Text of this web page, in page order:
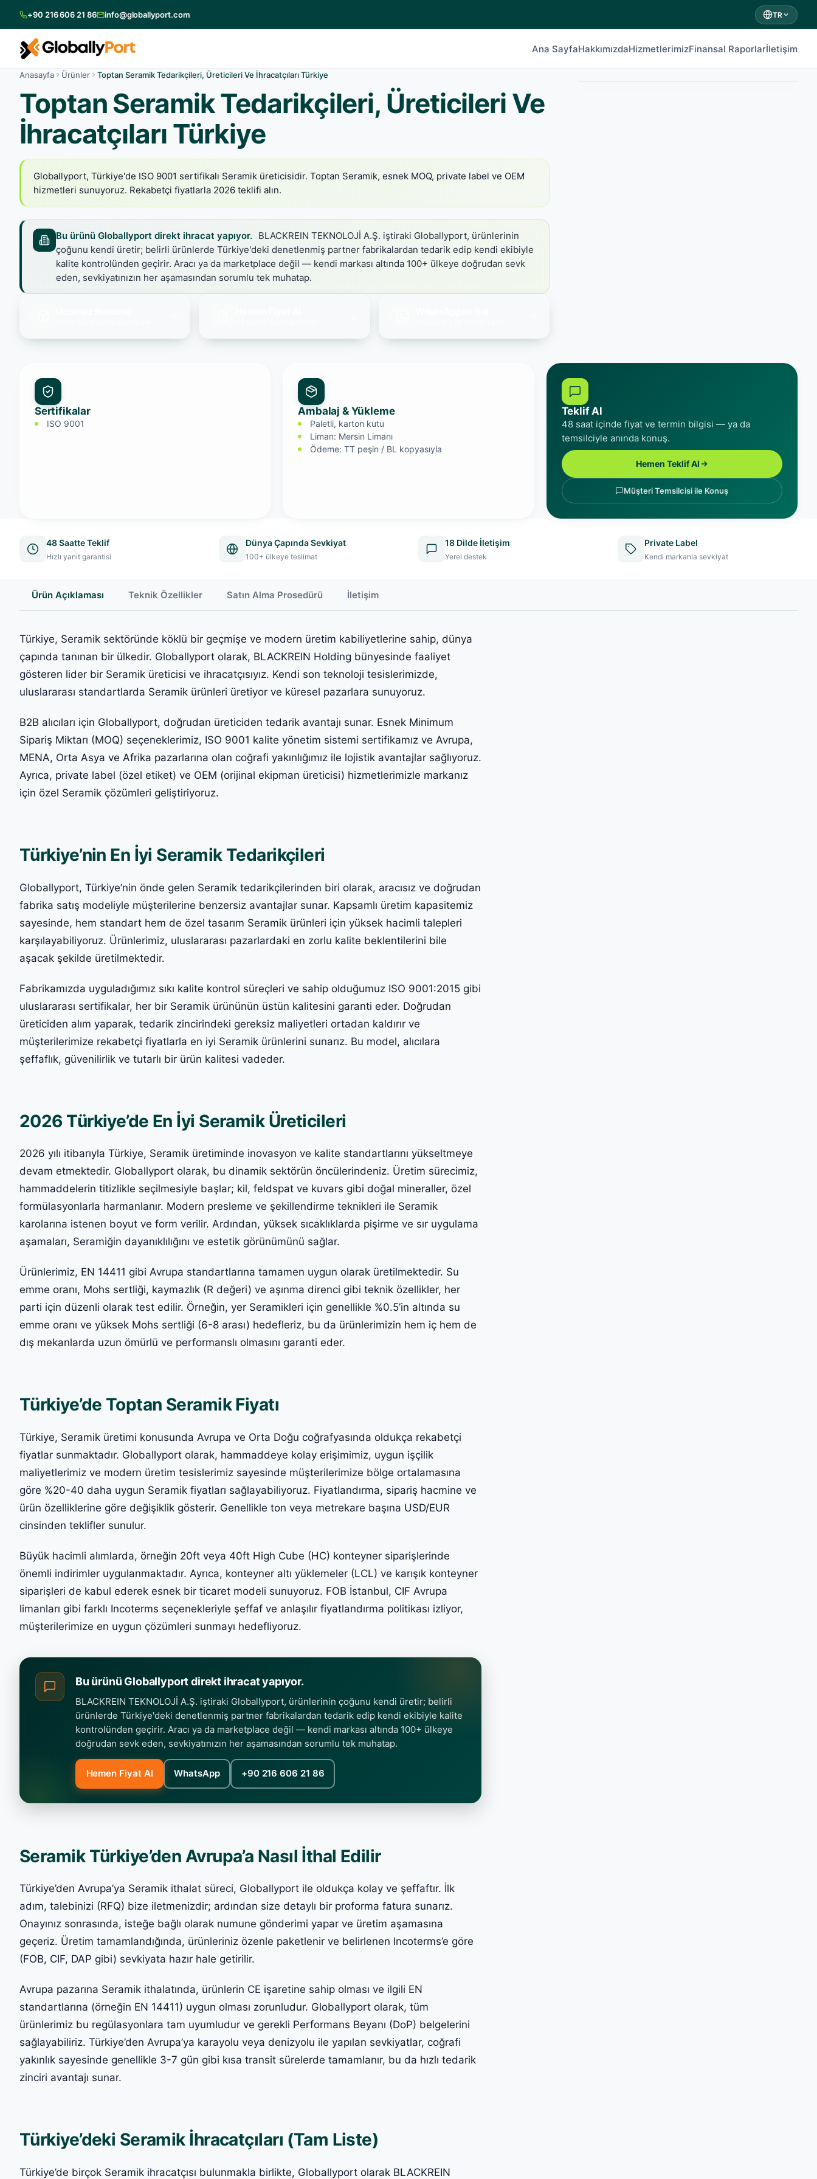
+90 216 606 21 86 info@globallyport.com TR
Ana SayfaHakkımızdaHizmetlerimizFinansal Raporlarİletişim
Anasayfa Ürünler Toptan Seramik Tedarikçileri, Üreticileri Ve İhracatçıları Türkiye
Toptan Seramik Tedarikçileri, Üreticileri Ve
İhracatçıları Türkiye
Globallyport, Türkiye'de ISO 9001 sertifikalı Seramik üreticisidir. Toptan Seramik, esnek MOQ, private label ve OEM
hizmetleri sunuyoruz. Rekabetçi fiyatlarla 2026 teklifi alın.
Bu ürünü Globallyport direkt ihracat yapıyor. BLACKREIN TEKNOLOJİ A.Ş. iştiraki Globallyport, ürünlerinin
çoğunu kendi üretir; belirli ürünlerde Türkiye'deki denetlenmiş partner fabrikalardan tedarik edip kendi ekibiyle
kalite kontrolünden geçirir. Aracı ya da marketplace değil — kendi markası altında 100+ ülkeye doğrudan sevk
eden, sevkiyatınızın her aşamasından sorumlu tek muhatap.
Sertifikalar
ISO 9001
Ambalaj & Yükleme
Paletli, karton kutu
Liman: Mersin Limanı
Ödeme: TT peşin / BL kopyasıyla
Teklif Al
48 saat içinde fiyat ve termin bilgisi — ya da
temsilciyle anında konuş.
Hemen Teklif Al
Müşteri Temsilcisi ile Konuş
48 Saatte Teklif
Hızlı yanıt garantisi
Dünya Çapında Sevkiyat
100+ ülkeye teslimat
18 Dilde İletişim
Yerel destek
Private Label
Kendi markanla sevkiyat
Ürün Açıklaması Teknik Özellikler Satın Alma Prosedürü İletişim
Türkiye, Seramik sektöründe köklü bir geçmişe ve modern üretim kabiliyetlerine sahip, dünya
çapında tanınan bir ülkedir. Globallyport olarak, BLACKREIN Holding bünyesinde faaliyet
gösteren lider bir Seramik üreticisi ve ihracatçısıyız. Kendi son teknoloji tesislerimizde,
uluslararası standartlarda Seramik ürünleri üretiyor ve küresel pazarlara sunuyoruz.
B2B alıcıları için Globallyport, doğrudan üreticiden tedarik avantajı sunar. Esnek Minimum
Sipariş Miktarı (MOQ) seçeneklerimiz, ISO 9001 kalite yönetim sistemi sertifikamız ve Avrupa,
MENA, Orta Asya ve Afrika pazarlarına olan coğrafi yakınlığımız ile lojistik avantajlar sağlıyoruz.
Ayrıca, private label (özel etiket) ve OEM (orijinal ekipman üreticisi) hizmetlerimizle markanız
için özel Seramik çözümleri geliştiriyoruz.
Türkiye’nin En İyi Seramik Tedarikçileri
Globallyport, Türkiye’nin önde gelen Seramik tedarikçilerinden biri olarak, aracısız ve doğrudan
fabrika satış modeliyle müşterilerine benzersiz avantajlar sunar. Kapsamlı üretim kapasitemiz
sayesinde, hem standart hem de özel tasarım Seramik ürünleri için yüksek hacimli talepleri
karşılayabiliyoruz. Ürünlerimiz, uluslararası pazarlardaki en zorlu kalite beklentilerini bile
aşacak şekilde üretilmektedir.
Fabrikamızda uyguladığımız sıkı kalite kontrol süreçleri ve sahip olduğumuz ISO 9001:2015 gibi
uluslararası sertifikalar, her bir Seramik ürününün üstün kalitesini garanti eder. Doğrudan
üreticiden alım yaparak, tedarik zincirindeki gereksiz maliyetleri ortadan kaldırır ve
müşterilerimize rekabetçi fiyatlarla en iyi Seramik ürünlerini sunarız. Bu model, alıcılara
şeffaflık, güvenilirlik ve tutarlı bir ürün kalitesi vadeder.
2026 Türkiye’de En İyi Seramik Üreticileri
2026 yılı itibarıyla Türkiye, Seramik üretiminde inovasyon ve kalite standartlarını yükseltmeye
devam etmektedir. Globallyport olarak, bu dinamik sektörün öncülerindeniz. Üretim sürecimiz,
hammaddelerin titizlikle seçilmesiyle başlar; kil, feldspat ve kuvars gibi doğal mineraller, özel
formülasyonlarla harmanlanır. Modern presleme ve şekillendirme teknikleri ile Seramik
karolarına istenen boyut ve form verilir. Ardından, yüksek sıcaklıklarda pişirme ve sır uygulama
aşamaları, Seramiğin dayanıklılığını ve estetik görünümünü sağlar.
Ürünlerimiz, EN 14411 gibi Avrupa standartlarına tamamen uygun olarak üretilmektedir. Su
emme oranı, Mohs sertliği, kaymazlık (R değeri) ve aşınma direnci gibi teknik özellikler, her
parti için düzenli olarak test edilir. Örneğin, yer Seramikleri için genellikle %0.5’in altında su
emme oranı ve yüksek Mohs sertliği (6-8 arası) hedefleriz, bu da ürünlerimizin hem iç hem de
dış mekanlarda uzun ömürlü ve performanslı olmasını garanti eder.
Türkiye’de Toptan Seramik Fiyatı
Türkiye, Seramik üretimi konusunda Avrupa ve Orta Doğu coğrafyasında oldukça rekabetçi
fiyatlar sunmaktadır. Globallyport olarak, hammaddeye kolay erişimimiz, uygun işçilik
maliyetlerimiz ve modern üretim tesislerimiz sayesinde müşterilerimize bölge ortalamasına
göre %20-40 daha uygun Seramik fiyatları sağlayabiliyoruz. Fiyatlandırma, sipariş hacmine ve
ürün özelliklerine göre değişiklik gösterir. Genellikle ton veya metrekare başına USD/EUR
cinsinden teklifler sunulur.
Büyük hacimli alımlarda, örneğin 20ft veya 40ft High Cube (HC) konteyner siparişlerinde
önemli indirimler uygulanmaktadır. Ayrıca, konteyner altı yüklemeler (LCL) ve karışık konteyner
siparişleri de kabul ederek esnek bir ticaret modeli sunuyoruz. FOB İstanbul, CIF Avrupa
limanları gibi farklı Incoterms seçenekleriyle şeffaf ve anlaşılır fiyatlandırma politikası izliyor,
müşterilerimize en uygun çözümleri sunmayı hedefliyoruz.
Bu ürünü Globallyport direkt ihracat yapıyor.
BLACKREIN TEKNOLOJİ A.Ş. iştiraki Globallyport, ürünlerinin çoğunu kendi üretir; belirli
ürünlerde Türkiye'deki denetlenmiş partner fabrikalardan tedarik edip kendi ekibiyle kalite
kontrolünden geçirir. Aracı ya da marketplace değil — kendi markası altında 100+ ülkeye
doğrudan sevk eden, sevkiyatınızın her aşamasından sorumlu tek muhatap.
Hemen Fiyat Al WhatsApp +90 216 606 21 86
Seramik Türkiye’den Avrupa’a Nasıl İthal Edilir
Türkiye’den Avrupa’ya Seramik ithalat süreci, Globallyport ile oldukça kolay ve şeffaftır. İlk
adım, talebinizi (RFQ) bize iletmenizdir; ardından size detaylı bir proforma fatura sunarız.
Onayınız sonrasında, isteğe bağlı olarak numune gönderimi yapar ve üretim aşamasına
geçeriz. Üretim tamamlandığında, ürünleriniz özenle paketlenir ve belirlenen Incoterms’e göre
(FOB, CIF, DAP gibi) sevkiyata hazır hale getirilir.
Avrupa pazarına Seramik ithalatında, ürünlerin CE işaretine sahip olması ve ilgili EN
standartlarına (örneğin EN 14411) uygun olması zorunludur. Globallyport olarak, tüm
ürünlerimiz bu regülasyonlara tam uyumludur ve gerekli Performans Beyanı (DoP) belgelerini
sağlayabiliriz. Türkiye’den Avrupa’ya karayolu veya denizyolu ile yapılan sevkiyatlar, coğrafi
yakınlık sayesinde genellikle 3-7 gün gibi kısa transit sürelerde tamamlanır, bu da hızlı tedarik
zinciri avantajı sunar.
Türkiye’deki Seramik İhracatçıları (Tam Liste)
Türkiye’de birçok Seramik ihracatçısı bulunmakla birlikte, Globallyport olarak BLACKREIN